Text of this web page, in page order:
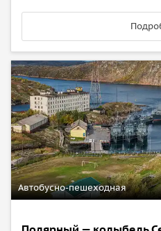
Автобусно-пешеходная